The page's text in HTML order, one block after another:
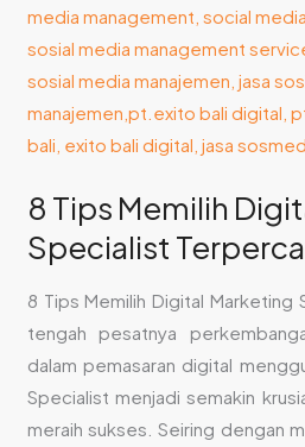
8 Tips Memilih
Specialist
8 Tips Memilih Digital Marketing
tengah pesatnya
dalam pemasaran digital
Specialist menjadi semakin
meraih sukses. Seiring dengan